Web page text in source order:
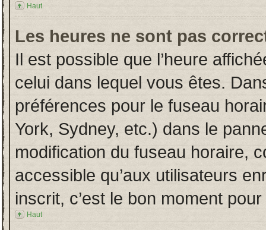
Haut
Les heures ne sont pas
Il est possible que l’heure
celui dans lequel vous êtes.
préférences pour le fuseau
York, Sydney, etc.) dans le
modification du fuseau horaire,
accessible qu’aux utilisateurs
inscrit, c’est le bon moment
Haut